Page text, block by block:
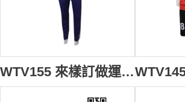
WTV155 來樣訂做運動套裝 自訂拉鍊頭 tracksuits 套裝 袋口LOGO 印花設計 肩位織帶印花LOGO設計 印製運動套裝批發商 藍色